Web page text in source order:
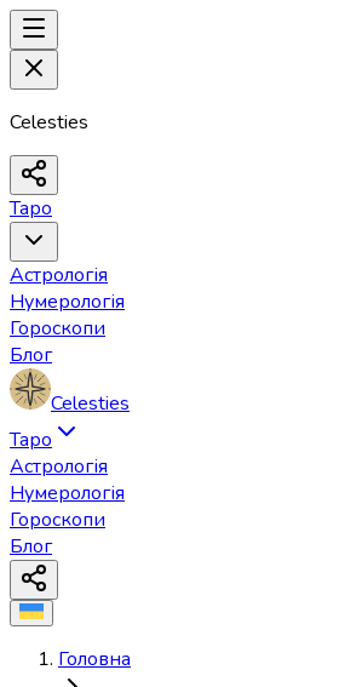
Celesties
Таро
Астрологія
Нумерологія
Гороскопи
Блог
Celesties
Таро
Астрологія
Нумерологія
Гороскопи
Блог
Головна